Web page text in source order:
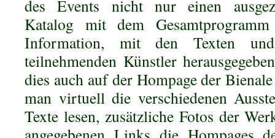
des Events nicht nur einen
Katalog mit dem
Information, mit den Texten
teilnehmenden Künstler
dies auch auf der Hompage der
man virtuell die verschiedenen
Texte lesen, zusätzliche Fotos der